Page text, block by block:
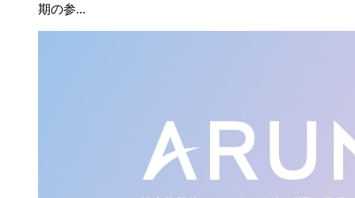
期の参...